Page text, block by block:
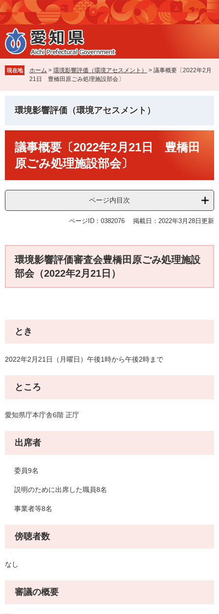
ペ
ー
ジ
の
先
で
す
メ
ニ
ュ
ー
を
ば
し
現在地 ホーム > 環境影響評価（環境アセスメント） > 議事概要〔2022年2月
21日 豊橋田原ごみ処理施設部会〕
環境影響評価（環境アセスメント）
議事概要〔2022年2月21日 豊橋田
原ごみ処理施設部会〕
ページ内目次
ページID：0382076 掲載日：2022年3月28日更新
環境影響評価審査会豊橋田原ごみ処理施設
部会（2022年2月21日）
とき
2022年2月21日（月曜日）午後1時から午後2時まで
ところ
愛知県庁本庁舎6階 正庁
出席者
委員9名
説明のために出席した職員8名
事業者等8名
傍聴者数
なし
審議の概要